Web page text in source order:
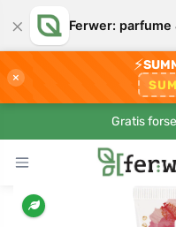
× Ferwer: parfume
×
⚡
Gratis